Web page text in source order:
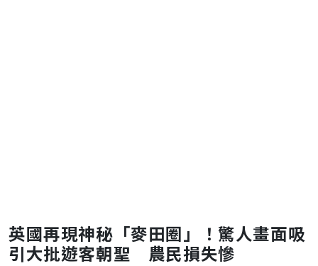
英國再現神秘「麥田圈」！驚人畫面吸
引大批遊客朝聖 農民損失慘